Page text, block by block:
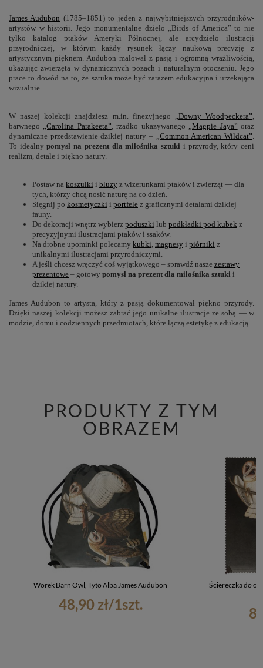
James Audubon (1785–1851) to jeden z najwybitniejszych przyrodników-
artystów w historii. Jego monumentalne dzieło „Birds of America” to nie
tylko katalog ptaków Ameryki Północnej, ale arcydzieło ilustracji
przyrodniczej, w którym każdy rysunek łączy naukową precyzję z
artystycznym pięknem. Audubon malował z pasją i ogromną wrażliwością,
ukazując zwierzęta w dynamicznych pozach i naturalnym otoczeniu. Jego
prace to dowód na to, że sztuka może być zarazem edukacyjna i urzekająca
wizualnie.
W naszej kolekcji znajdziesz m.in. finezyjnego „Downy Woodpeckera”
barwnego
„Carolina Parakeeta” , rzadko ukazywanego „Magpie Jaya” oraz
dynamiczne przedstawienie dzikiej natury –
„Common American Wildcat”
To idealnypomysł na prezent dla miłośnika sztuki i przyrody, który ceni
realizm, detale i piękno natury.
Postaw na koszulki i bluzy z wizerunkami ptaków i zwierząt — dla
tych, którzy chcą nosić naturę na co dzień.
Sięgnij po kosmetyczki i portfele z graficznymi detalami dzikiej
fauny.
Do dekoracji wnętrz wybierz poduszki lub podkładki pod kubek z
precyzyjnymi ilustracjami ptaków i ssaków.
Na drobne upominki polecamy kubki magnesy i piórniki z
unikalnymi ilustracjami przyrodniczymi.
A jeśli chcesz wręczyć coś wyjątkowego – sprawdź nasze zestawy
prezentowe – gotowy pomysł na prezent dla miłośnika sztuki i
dzikiej natury.
James Audubon to artysta, który z pasją dokumentował piękno przyrody.
Dzięki naszej kolekcji możesz zabrać jego unikalne ilustracje ze sobą — w
modzie, domu i codziennych przedmiotach, które łączą estetykę z edukacją.
PRODUKTY Z TYM
OBRAZEM
Worek Barn Owl, Tyto Alba James Audubon
48,90 zł/1szt.
Ściereczka do